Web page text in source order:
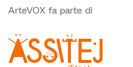
ArteVOX fa parte di